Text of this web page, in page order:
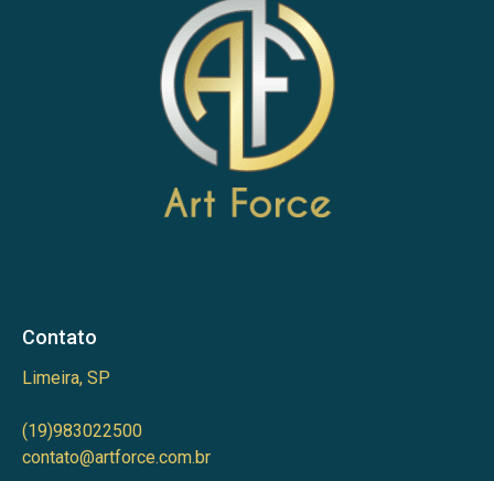
Contato
Limeira, SP
(19)983022500
contato@artforce.com.br